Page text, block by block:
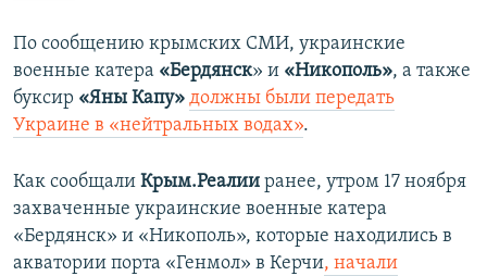
По сообщению крымских СМИ, украинские
военные катера «Бердянск» и «Никополь», а также
буксир «Яны Капу» должны были передать
Украине в «нейтральных водах».
Как сообщали Крым.Реалии ранее, утром 17 ноября
захваченные украинские военные катера
«Бердянск» и «Никополь», которые находились в
акватории порта «Генмол» в Керчи, начали